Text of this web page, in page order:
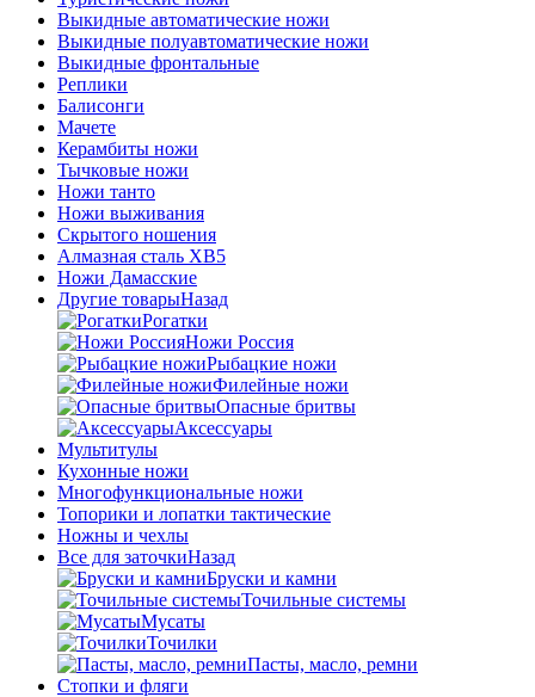
Выкидные автоматические ножи
Выкидные полуавтоматические ножи
Выкидные фронтальные
Реплики
Балисонги
Мачете
Керамбиты ножи
Тычковые ножи
Ножи танто
Ножи выживания
Скрытого ношения
Алмазная сталь ХВ5
Ножи Дамасские
Другие товарыНазад
Рогатки
Ножи Россия
Рыбацкие ножи
Филейные ножи
Опасные бритвы
Аксессуары
Мультитулы
Кухонные ножи
Многофункциональные ножи
Топорики и лопатки тактические
Ножны и чехлы
Все для заточкиНазад
Бруски и камни
Точильные системы
Мусаты
Точилки
Пасты, масло, ремни
Стопки и фляги